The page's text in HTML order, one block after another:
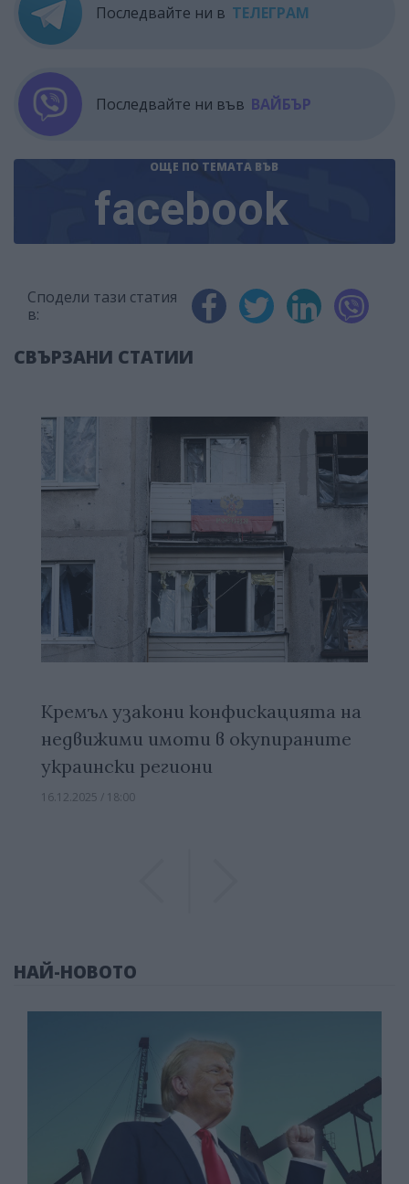
Последвайте ни в ТЕЛЕГРАМ
Последвайте ни във ВАЙБЪР
ОЩЕ ПО ТЕМАТА ВЪВ
facebook
Сподели тази статия
в:
СВЪРЗАНИ СТАТИИ
Кремъл узакони конфискацията на
недвижими имоти в окупираните
украински региони
16.12.2025 / 18:00
НАЙ-НОВОТО